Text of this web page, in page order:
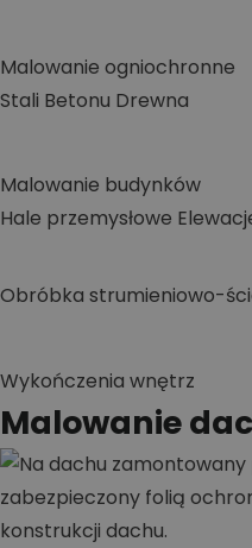
Malowanie ogniochronne
Stali Betonu Drewna
Malowanie budynków
Hale przemysłowe
Obróbka strumieniowo-
Wykończenia wnętrz
Malowanie